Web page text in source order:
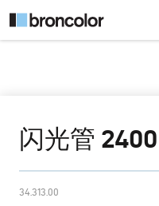
闪光管
34.313.00